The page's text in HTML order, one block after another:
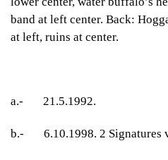
band at left center. Back:
at left, ruins at center.
a.- 21.5.1992.
b.- 6.10.1998. 2 Signatures